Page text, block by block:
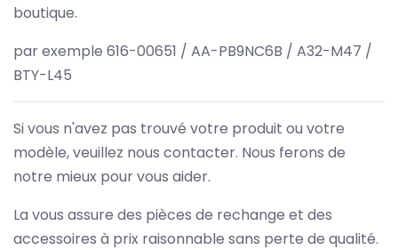
boutique.
par exemple 616-00651 / AA-PB9NC6B / A32-M47 /
BTY-L45
Si vous n'avez pas trouvé votre produit ou votre
modèle, veuillez nous contacter. Nous ferons de
notre mieux pour vous aider.
La vous assure des pièces de rechange et des
accessoires à prix raisonnable sans perte de qualité.